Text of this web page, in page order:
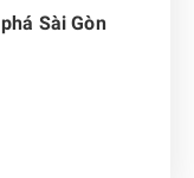
Sài Gòn